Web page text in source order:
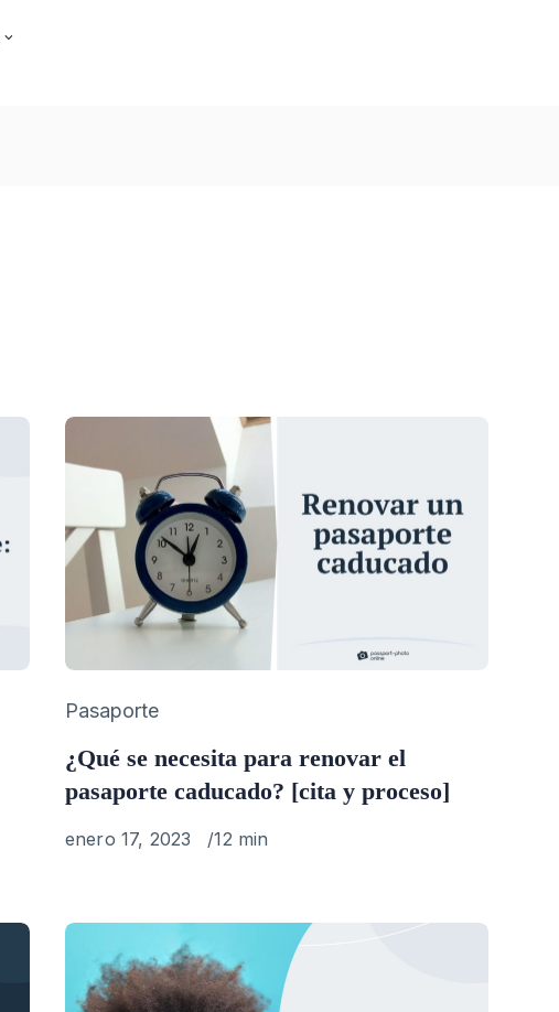
Category
Pasaporte
¿Qué se necesita para renovar el
pasaporte caducado? [cita y proceso]
Published
enero 17, 2023 12 min